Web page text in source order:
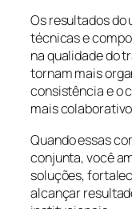
Os resultados do
técnicas e
na qualidade do
tornam mais
consistência e o
mais
Quando essas
conjunta, você
soluções,
alcançar